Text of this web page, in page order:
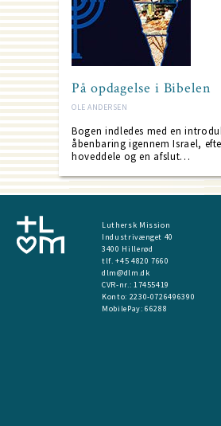
På opdagelse i Bibelen
OLE ANDERSEN
Bogen indledes med en
åbenbaring igennem Israel,
hoveddele og en afslut…
Luthersk Mission
Industrivænget 40
3400 Hillerød
tlf. +45 4820 7660
dlm@dlm.dk
CVR-nr.: 17455419
​Konto: 2230-0726496390
MobilePay:66288